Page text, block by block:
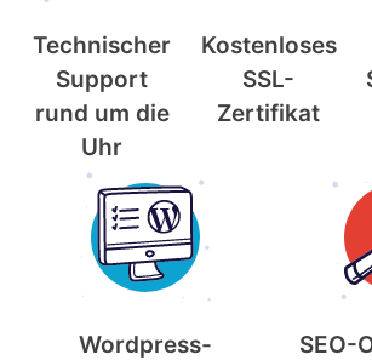
Technischer
Support
rund um die
Uhr
Kostenloses
SSL-
Zertifikat
Wordpress-
SEO-